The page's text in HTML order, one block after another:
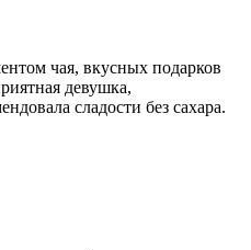
чая, вкусных подарков
девушка,
сладости без сахара.